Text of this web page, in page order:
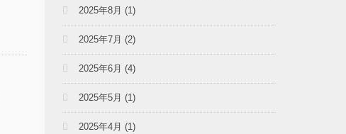
2025年8月 (1)
2025年7月 (2)
2025年6月 (4)
2025年5月 (1)
2025年4月 (1)